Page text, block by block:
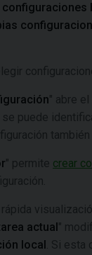
configuraciones
" abre el
puede
" permite crear
actual"
local . Si